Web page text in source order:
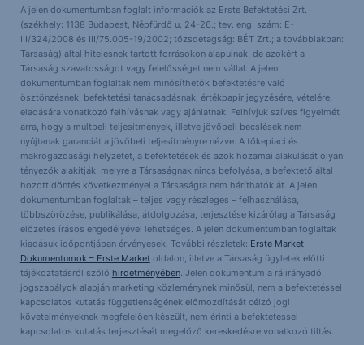
A jelen dokumentumban foglalt információk az Erste Befektetési Zrt.
(székhely: 1138 Budapest, Népfürdő u. 24-26.; tev. eng. szám: E-
III/324/2008 és III/75.005-19/2002; tőzsdetagság: BÉT Zrt.; a továbbiakban:
Társaság) által hitelesnek tartott forrásokon alapulnak, de azokért a
Társaság szavatosságot vagy felelősséget nem vállal. A jelen
dokumentumban foglaltak nem minősíthetők befektetésre való
ösztönzésnek, befektetési tanácsadásnak, értékpapír jegyzésére, vételére,
eladására vonatkozó felhívásnak vagy ajánlatnak. Felhívjuk szíves figyelmét
arra, hogy a múltbeli teljesítmények, illetve jövőbeli becslések nem
nyújtanak garanciát a jövőbeli teljesítményre nézve. A tőkepiaci és
makrogazdasági helyzetet, a befektetések és azok hozamai alakulását olyan
tényezők alakítják, melyre a Társaságnak nincs befolyása, a befektető által
hozott döntés következményei a Társaságra nem háríthatók át. A jelen
dokumentumban foglaltak – teljes vagy részleges – felhasználása,
többszörözése, publikálása, átdolgozása, terjesztése kizárólag a Társaság
előzetes írásos engedélyével lehetséges. A jelen dokumentumban foglaltak
kiadásuk időpontjában érvényesek. További részletek: Erste Market
Dokumentumok – Erste Marketoldalon, illetve a Társaság ügyletek előtti
tájékoztatásról szóló hirdetményében. Jelen dokumentum a rá irányadó
jogszabályok alapján marketing közleménynek minősül, nem a befektetéssel
kapcsolatos kutatás függetlenségének előmozdítását célzó jogi
követelményeknek megfelelően készült, nem érinti a befektetéssel
kapcsolatos kutatás terjesztését megelőző kereskedésre vonatkozó tiltás.